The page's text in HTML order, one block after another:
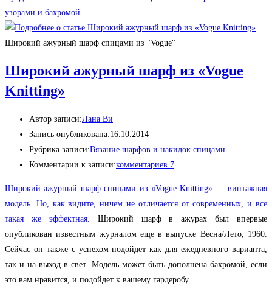
узорами и бахромой
Широкий ажурный шарф спицами из "Vogue"
Широкий ажурный шарф из «Vogue
Knitting»
Автор записи:Лана Ви
Запись опубликована:16.10.2014
Рубрика записи:Вязание шарфов и накидок спицами
Комментарии к записи:комментариев 7
Широкий ажурный шарф спицами из «Vogue Knitting» — винтажная
модель. Но, как видите, ничем не отличается от современных, и все
такая же эффектная. Широкий шарф в ажурах был впервые
опубликован известным журналом еще в выпуске Весна/Лето, 1960.
Сейчас он также с успехом подойдет как для ежедневного варианта,
так и на выход в свет. Модель может быть дополнена бахромой, если
это вам нравится, и подойдет к вашему гардеробу.